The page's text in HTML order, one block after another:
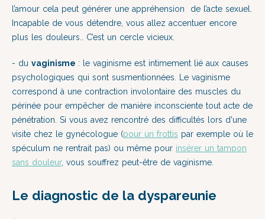
l’amour cela peut générer une appréhension de l’acte sexuel.
Incapable de vous détendre, vous allez accentuer encore
plus les douleurs.. C’est un cercle vicieux.
- du vaginisme : le vaginisme est intimement lié aux causes
psychologiques qui sont susmentionnées. Le vaginisme
correspond à une contraction involontaire des muscles du
périnée pour empêcher de manière inconsciente tout acte de
pénétration. Si vous avez rencontré des difficultés lors d'une
visite chez le gynécologue (pour un frottis par exemple où le
spéculum ne rentrait pas) ou même pour insérer un tampon
sans douleur, vous souffrez peut-être de vaginisme.
Le diagnostic de la dyspareunie